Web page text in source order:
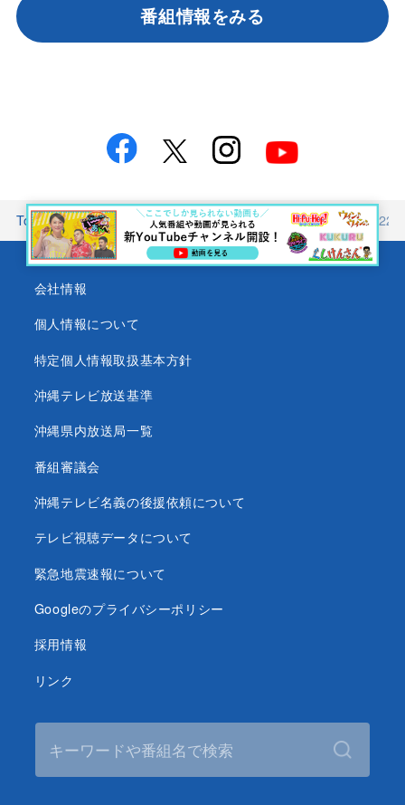
番組情報をみる
Top 番組情報 wake up<br />ウィンウィン 2026年3月22
会社情報
個人情報について
特定個人情報取扱基本方針
沖縄テレビ放送基準
沖縄県内放送局一覧
番組審議会
沖縄テレビ名義の後援依頼について
テレビ視聴データについて
緊急地震速報について
Googleのプライバシーポリシー
採用情報
リンク